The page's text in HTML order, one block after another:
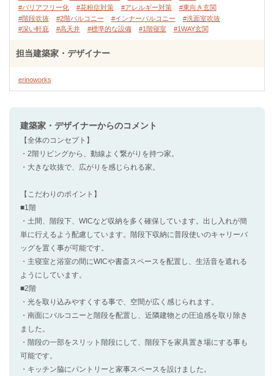
#バリアフリー化
#花粉症対策 #アレルギー対策
#東向き玄関
#階段吹抜
#2階バルコニー #インナーバルコニー
#洗面室吹抜
#深い軒庇
#高天井 #標準的な設備 #1階寝室 #1WAY玄関
担当建築家・デザイナー
erinoworks
建築家・デザイナーからのコメント
【全体のコンセプト】
・2階リビングから、動線よく繋がりを持つ家。
・大きな吹抜で、広がりを感じられる家。
【こだわりのポイント】
■1階
・土間、階段下、WICなど収納を多く確保しています。出し入れが簡
単に行えるよう配慮しています。階段下収納に普段使いのキャリーバ
ッグを置く事が可能です。
・主寝室と浴室の間にWICや書斎スペースを配置し、生活音を遮れる
ようにしています。
■2階
・光を取り込みやすくする事で、空間が広く感じられます。
・南面にバルコニーと階段を配置し、近隣建物との圧迫感を取り除き
ました。
・階段の一部をスリット階段にして、階段下を家具置き場にする事も
可能です。
・キッチン脇にパントリーと家事スペースを設けました。